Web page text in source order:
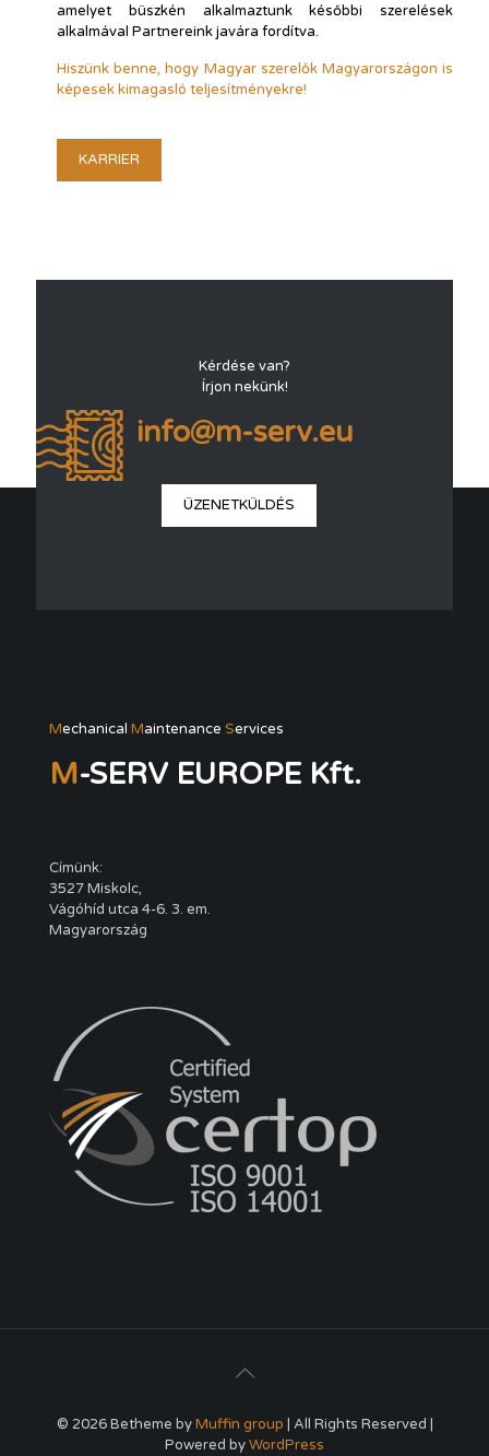
amelyet büszkén alkalmaztunk későbbi szerelések
alkalmával Partnereink javára fordítva.
Hiszünk benne, hogy Magyar szerelők Magyarországon is
képesek kimagasló teljesítményekre!
KARRIER
Kérdése van?
Írjon nekünk!
info@m-serv.eu
ÜZENETKÜLDÉS
Mechanical Maintenance Services
M-SERV EUROPE Kft.
Címünk:
3527 Miskolc,
Vágóhíd utca 4-6. 3. em.
Magyarország
© 2026 Betheme byMuffin group | All Rights Reserved |
Powered byWordPress